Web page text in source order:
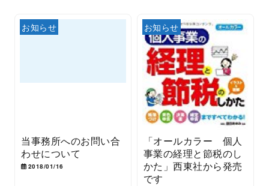
お知らせ
当事務所へのお問い合
わせについて
2018/01/16
お知らせ
「オールカラー 個人
事業の経理と節税のし
かた」西東社から発売
です